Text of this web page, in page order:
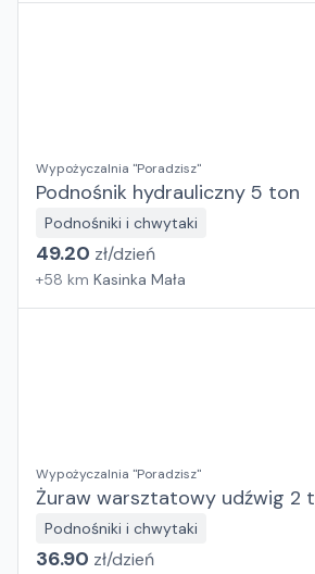
Wypożyczalnia "Poradzisz"
Podnośnik hydrauliczny 5 ton
Podnośniki i chwytaki
49.20 zł/dzień
+58 km Kasinka Mała
Wypożyczalnia "Poradzisz"
Żuraw warsztatowy udźwig 2 t
Podnośniki i chwytaki
36.90 zł/dzień